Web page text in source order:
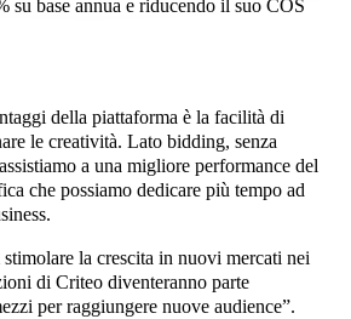
su base annua e riducendo il suo COS
della piattaforma è la facilità di
le creatività. Lato bidding, senza
a una migliore performance del
che possiamo dedicare più tempo ad
la crescita in nuovi mercati nei
di Criteo diventeranno parte
per raggiungere nuove audience”.